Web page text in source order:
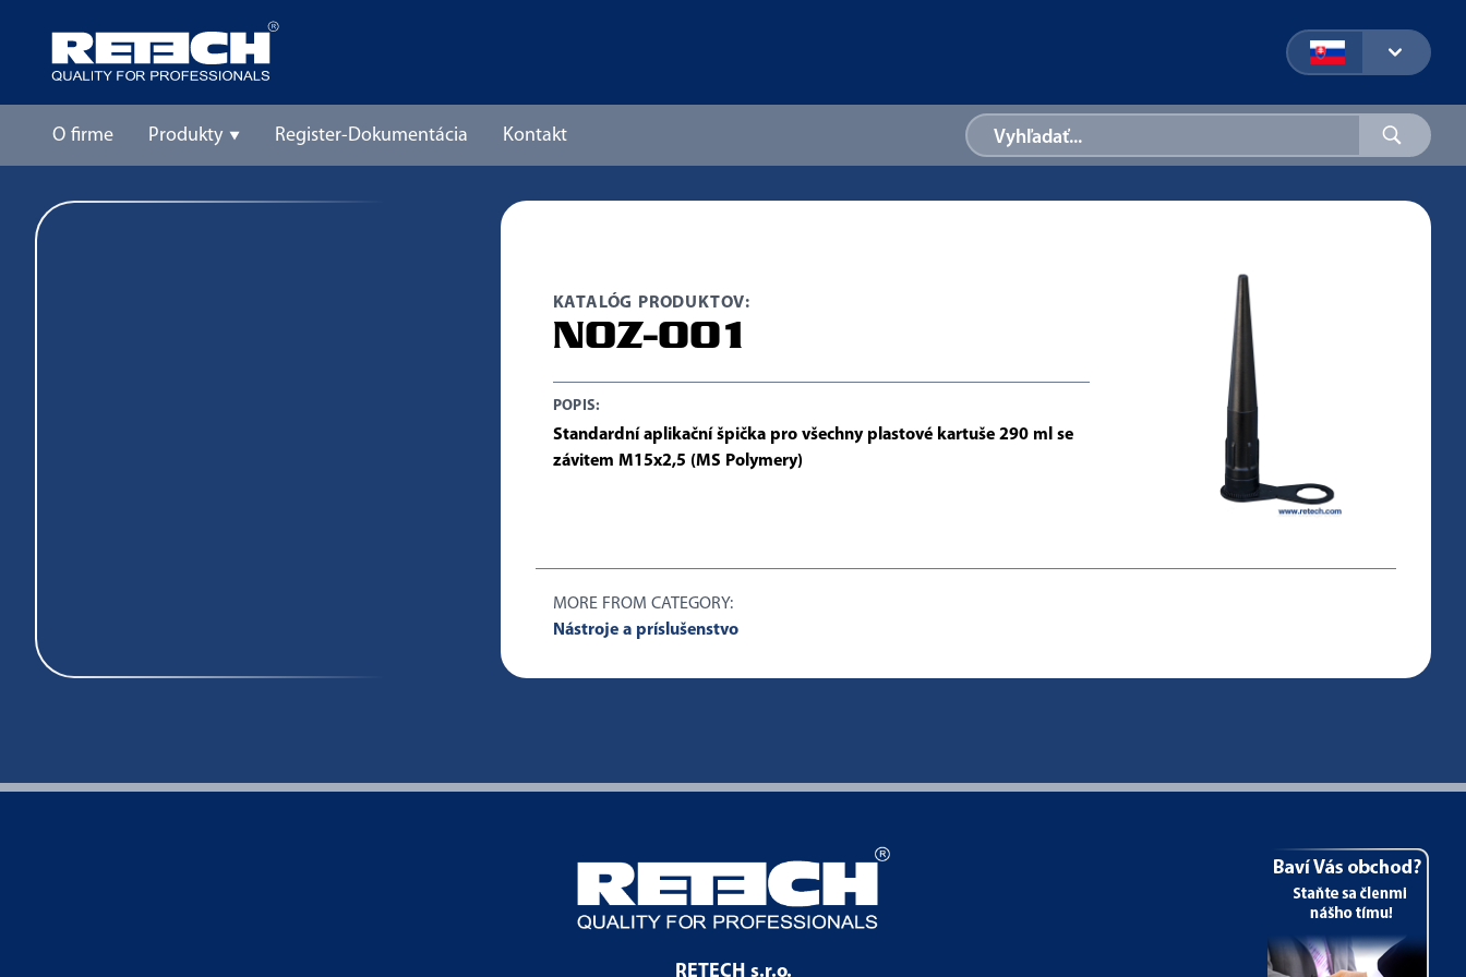
O firme Produkty Register-Dokumentácia Kontakt
KATALÓG PRODUKTOV:
NOZ-001
POPIS:
Standardní aplikační špička pro všechny plastové kartuše 290 ml se
závitem M15x2,5 (MS Polymery)
MORE FROM CATEGORY:
Nástroje a príslušenstvo
RETECH s.r.o.